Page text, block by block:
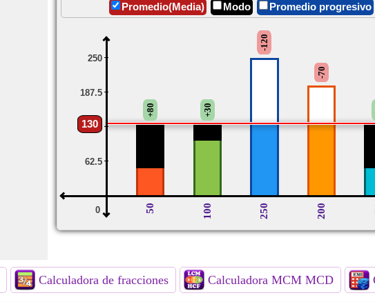
Promedio(Media) Modo Promedio progresivo
130
250
187.5
125
62.5
0
+80 +30
-120
-70
50 100 250 200
Calculadora de fracciones Calculadora MCM MCD